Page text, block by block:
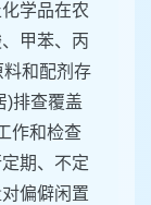
学品在农
甲苯、丙
和配剂存
)排查覆盖
作和检查
期、不定
偏僻闲置